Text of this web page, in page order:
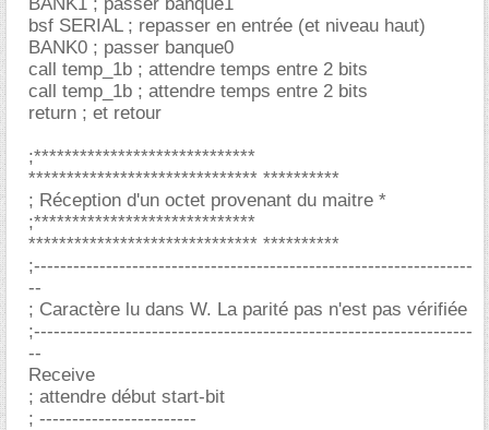
bsf SERIAL ; repasser en entrée (et niveau haut)
BANK0 ; passer banque0
call temp_1b ; attendre temps entre 2 bits
call temp_1b ; attendre temps entre 2 bits
return ; et retour
;*****************************
****************************** **********
; Réception d'un octet provenant du maitre *
;*****************************
****************************** **********
;-------------------------------------------------------------------
--
; Caractère lu dans W. La parité pas n'est pas vérifiée
;-------------------------------------------------------------------
--
Receive
; attendre début start-bit
; ------------------------